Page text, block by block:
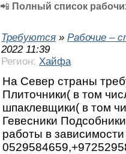
📲 Полный список
Требуются » Рабочие –
2022 11:39
Регион: Хайфа
На Север страны
Плиточники( в том
шпаклевщики( в том
Гевесники
работы в